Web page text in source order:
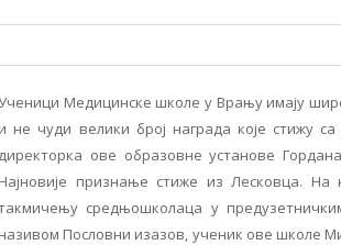
Медицинске школе у Врању имају
и не чуди велики број награда које стижу
директорка ове образовне установе
Најновије признање стиже из Лесковца.
средњошколаца у
називом Пословни изазов, ученик ове школе